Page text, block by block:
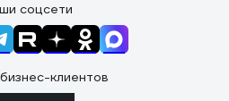
соцсети
клиентов